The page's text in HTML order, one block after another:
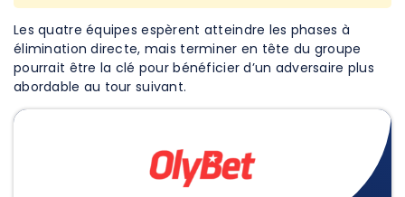
Les quatre équipes espèrent atteindre les phases à
élimination directe, mais terminer en tête du groupe
pourrait être la clé pour bénéficier d’un adversaire plus
abordable au tour suivant.